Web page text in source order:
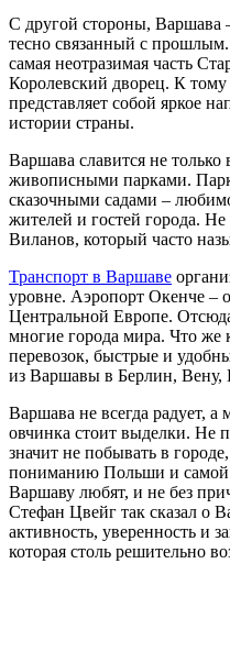
С другой стороны, Варшава
тесно связанный с
самая неотразимая часть
Королевский дворец. К
представляет собой яркое
истории страны.
Варшава славится не
живописными парками.
сказочными садами –
жителей и гостей города.
Виланов, который часто
Транспорт в Варшаве
уровне. Аэропорт Окенче –
Центральной Европе.
многие города мира. Что же
перевозок, быстрые и
из Варшавы в Берлин, Вену,
Варшава не всегда радует, а
овчинка стоит выделки. Не
значит не побывать в
пониманию Польши и самой
Варшаву любят, и не без
Стефан Цвейг так сказал о
активность, уверенность и
которая столь решительно